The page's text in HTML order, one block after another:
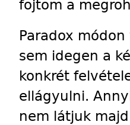
fojtom a
Paradox
sem idegen a
konkrét
ellágyulni.
nem látjuk